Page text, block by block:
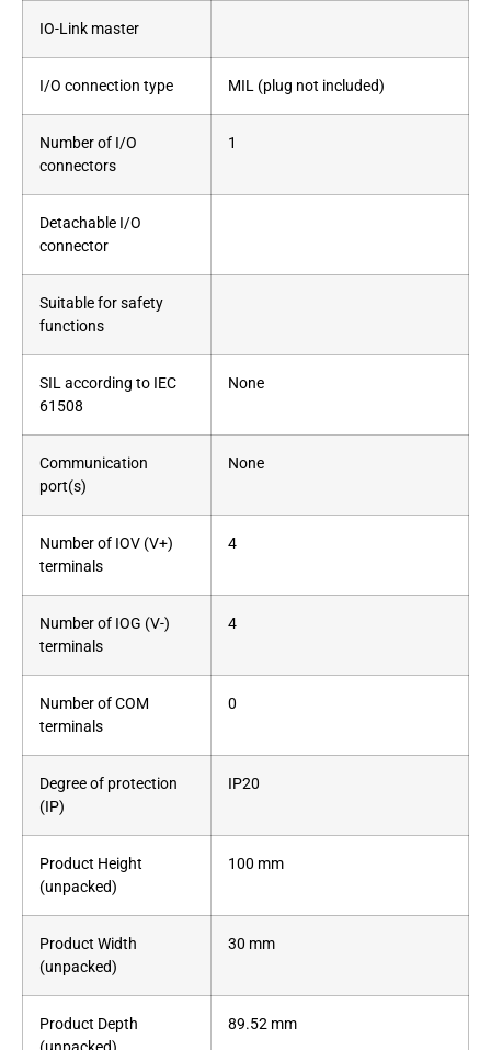
IO-Link master
I/O connection type MIL (plug not included)
Number of I/O
connectors
1
Detachable I/O
connector
Suitable for safety
functions
SIL according to IEC
61508
None
Communication
port(s)
None
Number of IOV (V+)
terminals
4
Number of IOG (V-)
terminals
4
Number of COM
terminals
0
Degree of protection
(IP)
IP20
Product Height
(unpacked)
100 mm
Product Width
(unpacked)
30 mm
Product Depth
89.52 mm